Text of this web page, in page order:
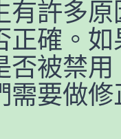
有許多
正確。
否被禁
需要做修